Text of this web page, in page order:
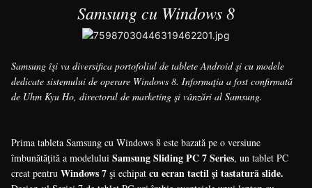
Samsung cu Windows 8
Samsung îşi va diversifica portofoliul de tablete Android şi cu modele
dedicate sistemului de operare Windows 8. Informaţia a fost confirmată
de Uhm Kyu Ho, directorul de marketing şi vânzări al Samsung.
Prima tableta Samsung cu Windows 8 este bazată pe o versiune
îmbunătăţită a modelului Samsung Sliding PC 7 Series, un tablet PC
creat pentru Windows 7 şi echipat cu ecran tactil şi tastatură slide.